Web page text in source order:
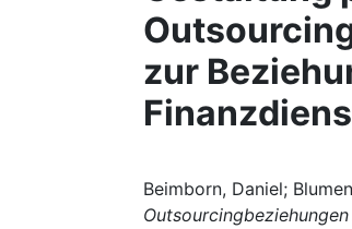
zur
Beimborn, Daniel;